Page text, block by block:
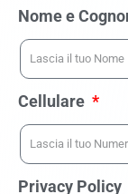
Nome e
Cellulare
Privacy Policy